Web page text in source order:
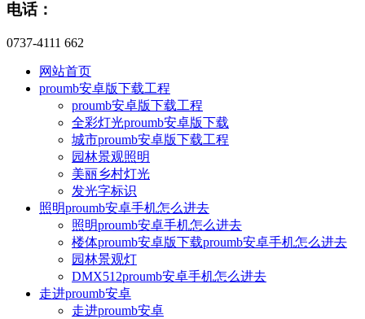
电话：
0737-4111 662
网站首页
proumb安卓版下载工程
proumb安卓版下载工程
全彩灯光proumb安卓版下载
城市proumb安卓版下载工程
园林景观照明
美丽乡村灯光
发光字标识
照明proumb安卓手机怎么进去
照明proumb安卓手机怎么进去
楼体proumb安卓版下载proumb安卓手机怎么进去
园林景观灯
DMX512proumb安卓手机怎么进去
走进proumb安卓
走进proumb安卓